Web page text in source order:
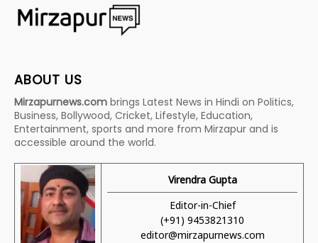
ABOUT US
Mirzapurnews.com brings Latest News in Hindi on Politics,
Business, Bollywood, Cricket, Lifestyle, Education,
Entertainment, sports and more from Mirzapur and is
accessible around the world.
Virendra Gupta
Editor-in-Chief
(+91) 9453821310
editor@mirzapurnews.com